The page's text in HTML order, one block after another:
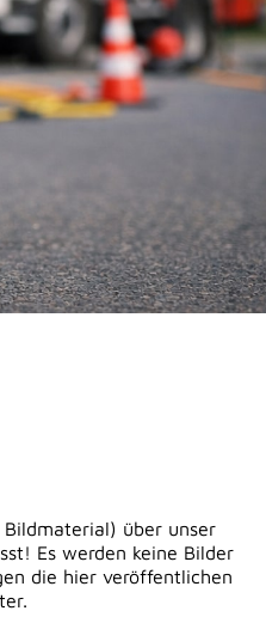
über unser
Es werden keine Bilder
die hier veröffentlichen